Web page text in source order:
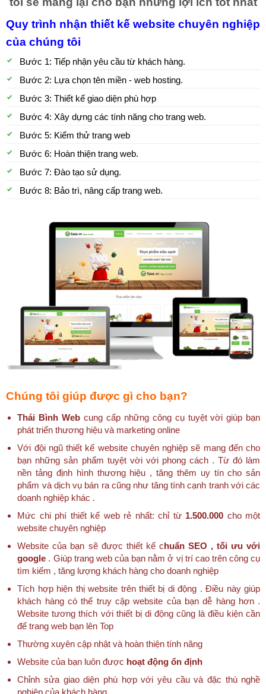
Quy trình nhận thiết kế website chuyên nghiệp
của chúng tôi
Bước 1: Tiếp nhận yêu cầu từ khách hàng.
Bước 2: Lựa chọn tên miền - web hosting.
Bước 3: Thiết kế giao diện phù hợp
Bước 4: Xây dựng các tính năng cho trang web.
Bước 5: Kiểm thử trang web
Bước 6: Hoàn thiện trang web.
Bước 7: Đào tạo sử dụng.
Bước 8: Bảo trì, nâng cấp trang web.
Chúng tôi giúp được gì cho bạn?
Thái Bình Web cung cấp những công cụ tuyệt vời giúp bạn
phát triển thương hiệu và marketing online
Với đội ngũ thiết kế website chuyên nghiệp sẽ mang đến cho
bạn những sản phẩm tuyệt vời với phong cách . Từ đó làm
nền tảng định hình thương hiệu , tăng thêm uy tín cho sản
phẩm và dịch vụ bán ra cũng như tăng tính cạnh tranh với các
doanh nghiệp khác .
Mức chi phí thiết kế web rẻ nhất: chỉ từ 1.500.000 cho một
website chuyên nghiệp
Website của bạn sẽ được thiết kế chuẩn SEO , tối ưu với
google . Giúp trang web của bạn nằm ở vị trí cao trên công cụ
tìm kiếm , tăng lượng khách hàng cho doanh nghiệp
Tích hợp hiện thị website trên thiết bị di động . Điều này giúp
khách hàng có thể truy cập website của bạn dễ hàng hơn .
Website tương thích với thiết bị di động cũng là điều kiện cần
để trang web bạn lên Top
Thường xuyên cập nhật và hoàn thiện tính năng
Website của bạn luôn được hoạt động ổn định
Chỉnh sửa giao diện phù hợp với yêu cầu và đặc thù nghề